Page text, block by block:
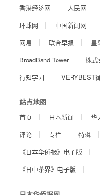
香港经济网
人民网
环球网
中国新闻网
网易
联合早报
星
BroadBand Tower
株式
行知学园
VERYBEST
站点地图
首页 日本新闻 华
评论
专栏 特辑
《日本华侨报》电子版
《日中茶界》电子版